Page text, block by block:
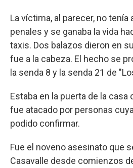
La víctima, al parecer, no
penales y se ganaba la vida
taxis. Dos balazos dieron en
fue a la cabeza. El hecho se
la senda 8 y la senda 21 de
Estaba en la puerta de la casa
fue atacado por personas
podido confirmar.
Fue el noveno asesinato que
Casavalle desde comienzos